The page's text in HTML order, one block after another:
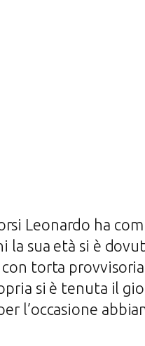
Leonardo ha
sua età si è
torta
si è tenuta il
l’occasione